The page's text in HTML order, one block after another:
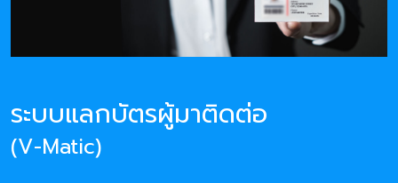
ระบบแลกบัตรผู้มาติดต่อ
(V-Matic)